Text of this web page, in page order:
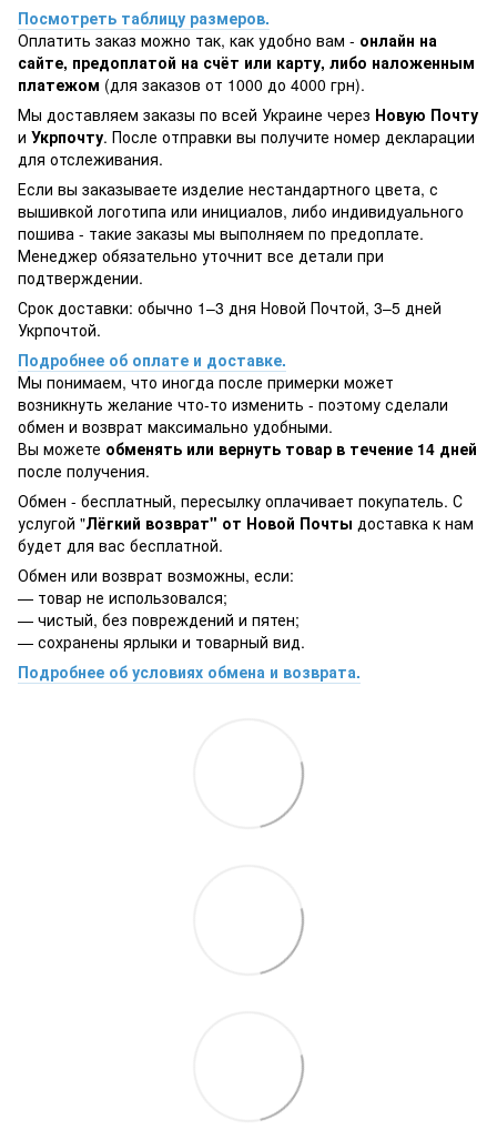
Посмотреть таблицу размеров.
Оплатить заказ можно так, как удобно вам - онлайн на
сайте, предоплатой на счёт или карту, либо наложенным
платежом (для заказов от 1000 до 4000 грн).
Мы доставляем заказы по всей Украине через Новую Почту
и Укрпочту. После отправки вы получите номер декларации
для отслеживания.
Если вы заказываете изделие нестандартного цвета, с
вышивкой логотипа или инициалов, либо индивидуального
пошива - такие заказы мы выполняем по предоплате.
Менеджер обязательно уточнит все детали при
подтверждении.
Срок доставки: обычно 1–3 дня Новой Почтой, 3–5 дней
Укрпочтой.
Подробнее об оплате и доставке.
Мы понимаем, что иногда после примерки может
возникнуть желание что-то изменить - поэтому сделали
обмен и возврат максимально удобными.
Вы можете обменять или вернуть товар в течение 14 дней
после получения.
Обмен - бесплатный, пересылку оплачивает покупатель. С
услугой "Лёгкий возврат" от Новой Почты доставка к нам
будет для вас бесплатной.
Обмен или возврат возможны, если:
— товар не использовался;
— чистый, без повреждений и пятен;
— сохранены ярлыки и товарный вид.
Подробнее об условиях обмена и возврата.